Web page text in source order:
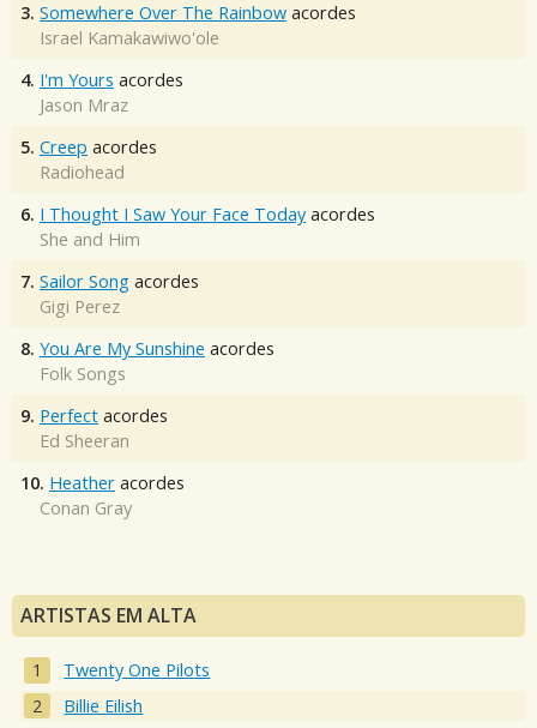
3. Somewhere Over The Rainbow acordes
Israel Kamakawiwo'ole
4. I'm Yours acordes
Jason Mraz
5. Creep acordes
Radiohead
6. I Thought I Saw Your Face Today acordes
She and Him
7. Sailor Song acordes
Gigi Perez
8. You Are My Sunshine acordes
Folk Songs
9. Perfect acordes
Ed Sheeran
10. Heather acordes
Conan Gray
ARTISTAS EM ALTA
Twenty One Pilots
Billie Eilish